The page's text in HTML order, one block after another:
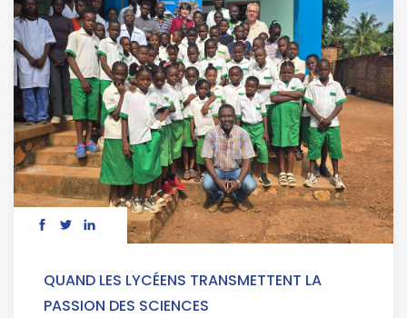
QUAND LES LYCÉENS TRANSMETTENT LA
PASSION DES SCIENCES